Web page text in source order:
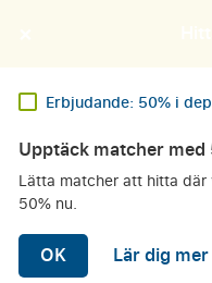
HITTA
Erbjudande: 50% i
Erbjudanden
Klubb
Upptäck matcher
Lätta matcher att hitta
50% nu.
OK Lär dig mer